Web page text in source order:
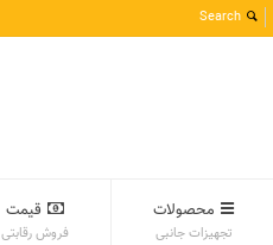
محصولات
تجهیزات جانبی
قیمت
فروش رقابتی